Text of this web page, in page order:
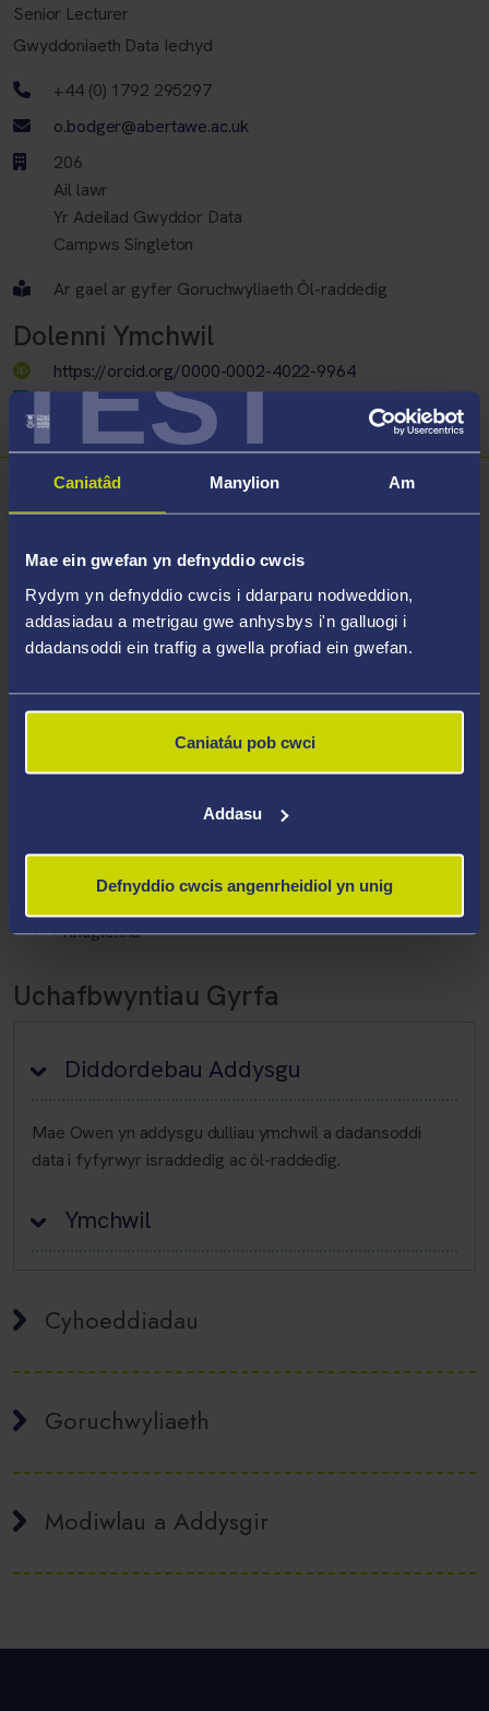
TEST
Caniatâd Manylion Am
Mae ein gwefan yn defnyddio cwcis
Rydym yn defnyddio cwcis i ddarparu nodweddion,
addasiadau a metrigau gwe anhysbys i'n galluogi i
ddadansoddi ein traffig a gwella profiad ein gwefan.
Caniatáu pob cwci
Addasu
Defnyddio cwcis angenrheidiol yn unig
Senior Lecturer
Gwyddoniaeth Data Iechyd
Rhif ffôn+44 (0) 1792 295297
Cyfeiriad ebost
o.bodger@abertawe.ac.uk
206
Ail lawr
Yr Adeilad Gwyddor Data
Campws Singleton
Ar gael ar gyfer Goruchwyliaeth Ôl-raddedig
Dolenni Ymchwil
https://orcid.org/0000-0002-4022-9964
ResearchGate
Google Scholar
Trosolwg
Mae gan Owen gefndir ym maes Mathemateg ac Ystadegau
dadansoddi data a rhaglennu cyfrifiadurol.
ddarlithydd ac mae ei swydd yn cynnwys addysgu, ymchwil a
Meysydd Arbenigedd
• Ystadegau
• Dadansoddi Data
• Rhaglennu
Uchafbwyntiau Gyrfa
Diddordebau Addysgu
Mae Owen yn addysgu dulliau ymchwil a dadansoddi
data i fyfyrwyr israddedig ac ôl-raddedig.
Ymchwil
Cyhoeddiadau
Goruchwyliaeth
Modiwlau a Addysgir